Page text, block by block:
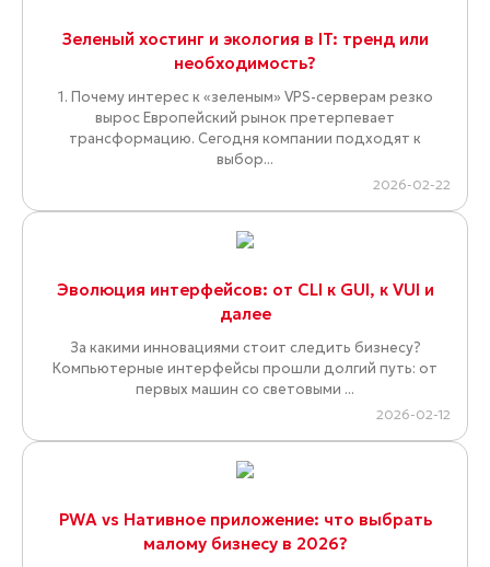
Зеленый хостинг и экология в IT: тренд или
необходимость?
1. Почему интерес к «зеленым» VPS-серверам резко
вырос Европейский рынок претерпевает
трансформацию. Сегодня компании подходят к
выбор...
2026-02-22
Эволюция интерфейсов: от CLI к GUI, к VUI и
далее
За какими инновациями стоит следить бизнесу?
Компьютерные интерфейсы прошли долгий путь: от
первых машин со световыми ...
2026-02-12
PWA vs Нативное приложение: что выбрать
малому бизнесу в 2026?